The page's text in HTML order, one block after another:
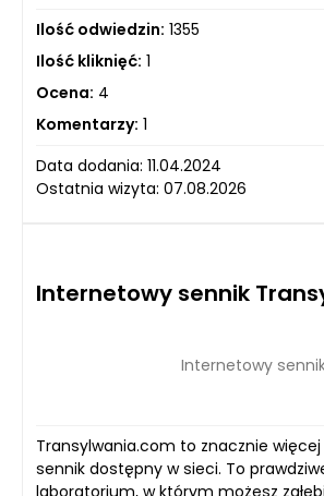
Ilość odwiedzin: 1355
Ilość kliknięć: 1
Ocena: 4
Komentarzy: 1
Data dodania: 11.04.2024
Ostatnia wizyta: 07.08.2026
Internetowy sennik
Internetowy
Transylwania.com to znacznie
sennik dostępny w sieci. To
laboratorium, w którym możesz